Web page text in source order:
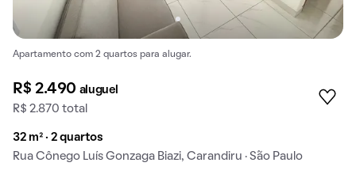
Apartamento com 2 quartos para alugar.
R$ 2.490 aluguel
R$ 2.870 total
32 m² · 2 quartos
Rua Cônego Luís Gonzaga Biazi, Carandiru · São Paulo